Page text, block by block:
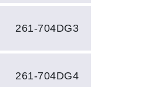
261-704DG3
261-704DG4